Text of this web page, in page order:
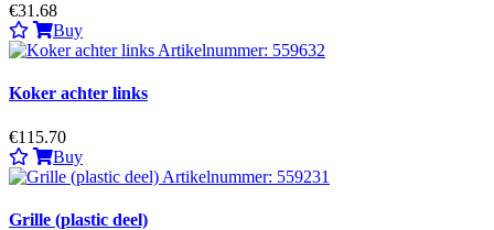
€31.68
Buy
Koker achter links
€115.70
Buy
Grille (plastic deel)